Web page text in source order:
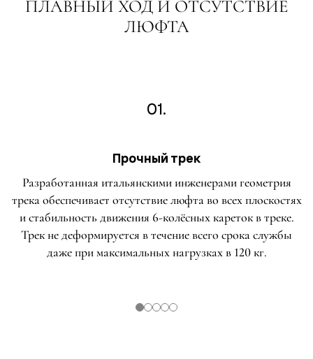
ПЛАВНЫЙ ХОД И ОТСУТСТВИЕ
ЛЮФТА
01.
Прочный трек
Разработанная итальянскими инженерами геометрия
трека обеспечивает отсутствие люфта во всех плоскостях
и стабильность движения 6-колёсных кареток в треке.
Трек не деформируется в течение всего срока службы
даже при максимальных нагрузках в 120 кг.